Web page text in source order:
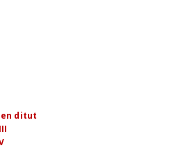
ditut